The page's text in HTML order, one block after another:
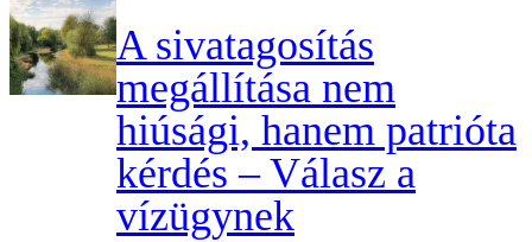
A sivatagosítás
megállítása nem
hiúsági, hanem patrióta
kérdés – Válasz a
vízügynek